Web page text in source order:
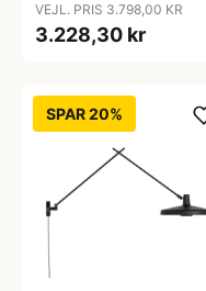
VEJL. PRIS 3.798,00 KR
3.228,30 kr
SPAR 20%